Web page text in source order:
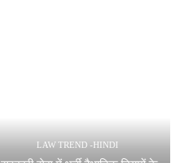
LAW TREND -HINDI